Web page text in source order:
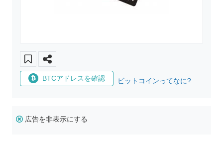
BTCアドレスを確認 ビットコインってなに?
広告を非表示にする